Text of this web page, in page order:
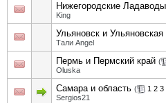
Нижегородские Ладаводы
King
Ульяновск и Ульяновская
Тали Angel
Пермь и Пермский край (
Oluska
Самара и область ( 1 2 3
Sergios21